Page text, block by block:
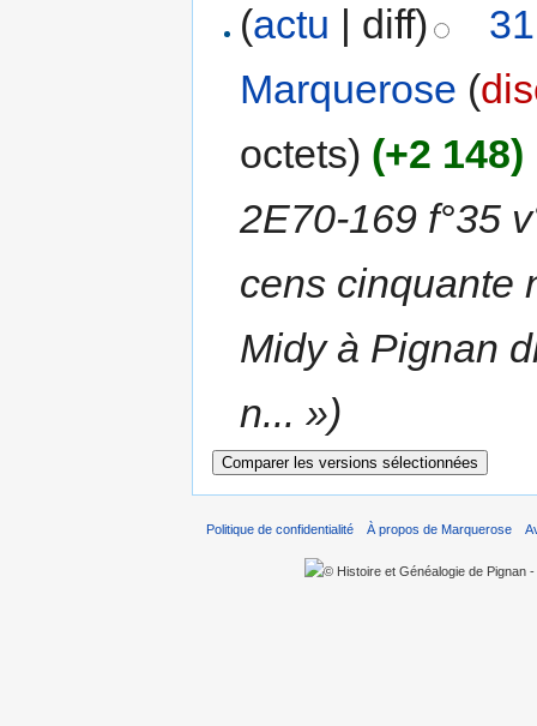
(actu | diff)
Marquerose (
octets) (+2 148)
2E70-169 f°35
cens cinquante
Midy à Pignan
n... »)
Politique de confidentialité À propos de Marquerose